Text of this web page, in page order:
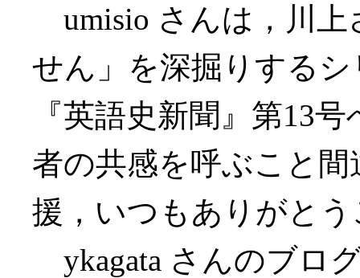
umisio さんは，川上
せん」を深掘りする
『英語史新聞』第13
者の共感を呼ぶこと
援，いつもありがと
ykagata さんのブロ